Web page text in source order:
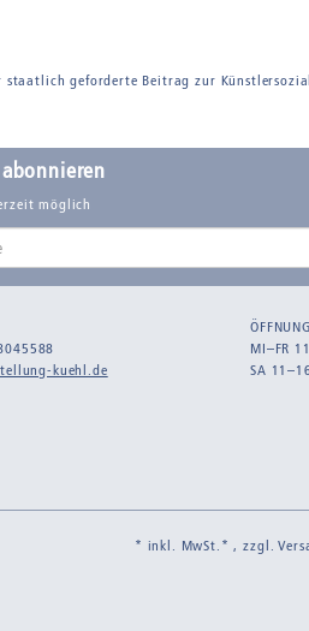
geforderte Beitrag zur
möglich
kuehl.de
MI–FR
SA
* inkl. MwSt.* , zzgl.